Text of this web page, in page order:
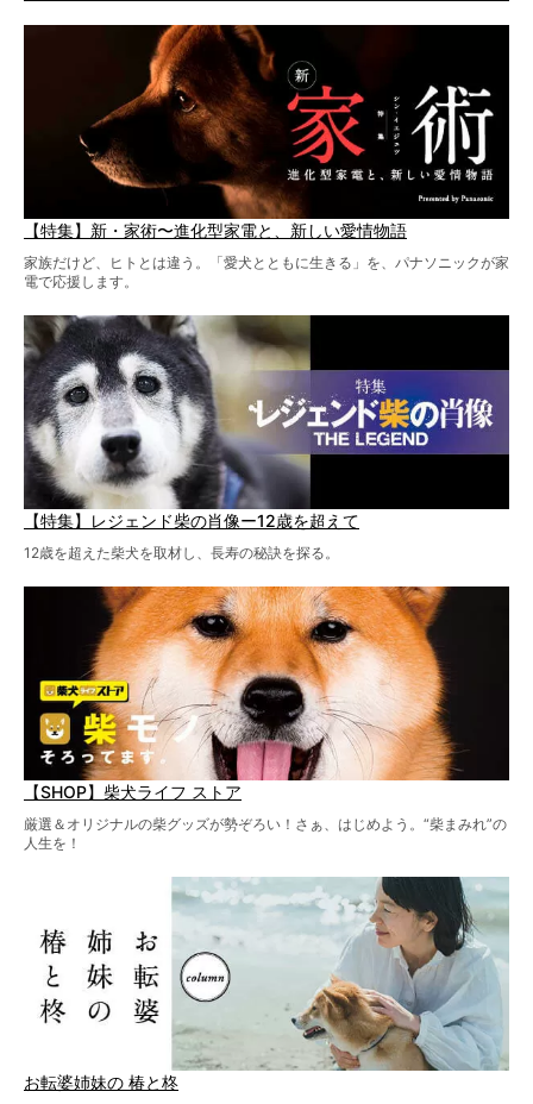
【特集】新・家術〜進化型家電と、新しい愛情物語
家族だけど、ヒトとは違う。「愛犬とともに生きる」を、パナソニックが家
電で応援します。
【特集】レジェンド柴の肖像ー12歳を超えて
12歳を超えた柴犬を取材し、長寿の秘訣を探る。
【SHOP】柴犬ライフ ストア
厳選＆オリジナルの柴グッズが勢ぞろい！さぁ、はじめよう。“柴まみれ”の
人生を！
お転婆姉妹の 椿と柊